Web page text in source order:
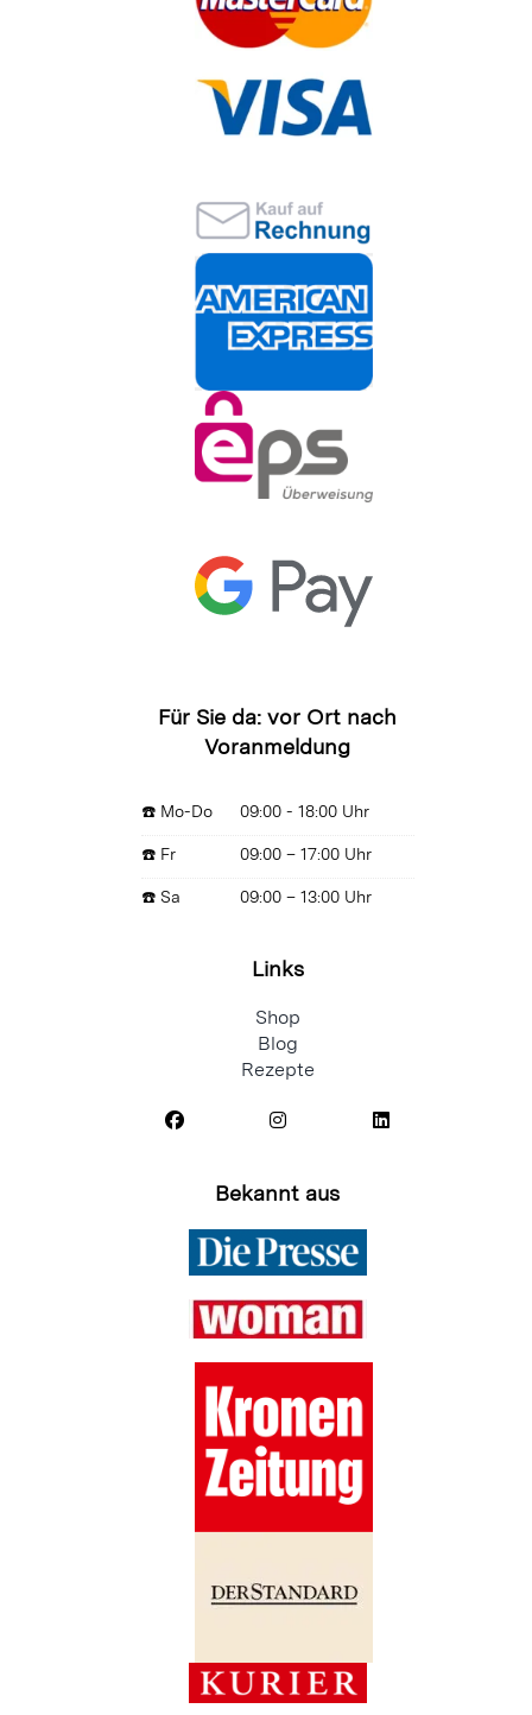
Für Sie da: vor Ort nach
Voranmeldung
☎️ Mo-Do 09:00 - 18:00 Uhr
☎️ Fr 09:00 – 17:00 Uhr
☎️ Sa 09:00 – 13:00 Uhr
Links
Shop
Blog
Rezepte
Bekannt aus